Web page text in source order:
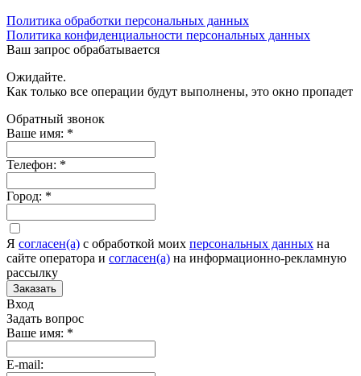
Политика обработки персональных данных
Политика конфиденциальности персональных данных
Ваш запрос обрабатывается
Ожидайте.
Как только все операции будут выполнены, это окно пропадет
Обратный звонок
Ваше имя: *
Телефон: *
Город: *
Я согласен(а) c обработкой моих персональных данных на
сайте оператора и согласен(а) на информационно-рекламную
рассылку
Заказать
Вход
Задать вопрос
Ваше имя: *
E-mail: